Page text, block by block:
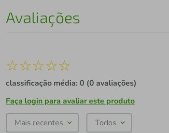
Avaliações
☆☆☆☆☆
classificação média: 0 (0 avaliações)
Faça login para avaliar este produto
Mais recentes Todos